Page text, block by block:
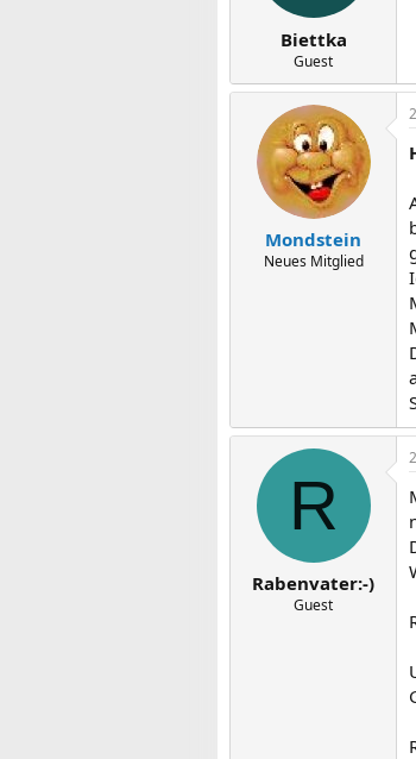
Biettka
Guest
Mondstein
Neues Mitglied
R
Rabenvater:-)
Guest